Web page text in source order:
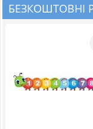
БЕЗКОШТОВНІ